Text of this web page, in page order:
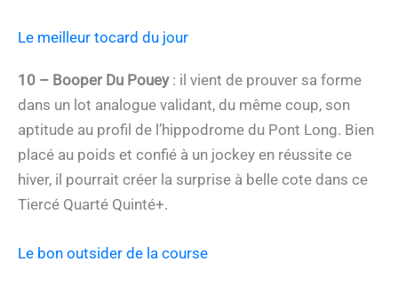
Le meilleur tocard du jour
10 – Booper Du Pouey: il vient de prouver sa forme
dans un lot analogue validant, du même coup, son
aptitude au profil de l’hippodrome du Pont Long. Bien
placé au poids et confié à un jockey en réussite ce
hiver, il pourrait créer la surprise à belle cote dans ce
Tiercé Quarté Quinté+.
Le bon outsider de la course